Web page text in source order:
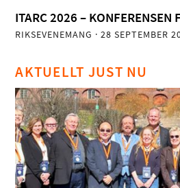
ITARC 2026 – KONFERENSEN
RIKSEVENEMANG · 28 SEPTEMBER
AKTUELLT JUST NU